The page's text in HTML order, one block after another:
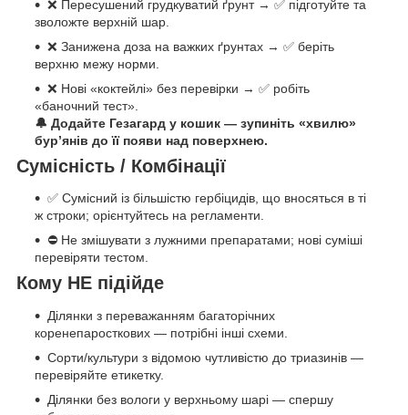
❌ Пересушений грудкуватий ґрунт → ✅ підготуйте та
зволожте верхній шар.
❌ Занижена доза на важких ґрунтах → ✅ беріть
верхню межу норми.
❌ Нові «коктейлі» без перевірки → ✅ робіть
«баночний тест».
🔔 Додайте Гезагард у кошик — зупиніть «хвилю»
бур’янів до її появи над поверхнею.
Сумісність / Комбінації
✅ Сумісний із більшістю гербіцидів, що вносяться в ті
ж строки; орієнтуйтесь на регламенти.
⛔ Не змішувати з лужними препаратами; нові суміші
перевіряти тестом.
Кому НЕ підійде
Ділянки з переважанням багаторічних
коренепаросткових — потрібні інші схеми.
Сорти/культури з відомою чутливістю до триазинів —
перевіряйте етикетку.
Ділянки без вологи у верхньому шарі — спершу